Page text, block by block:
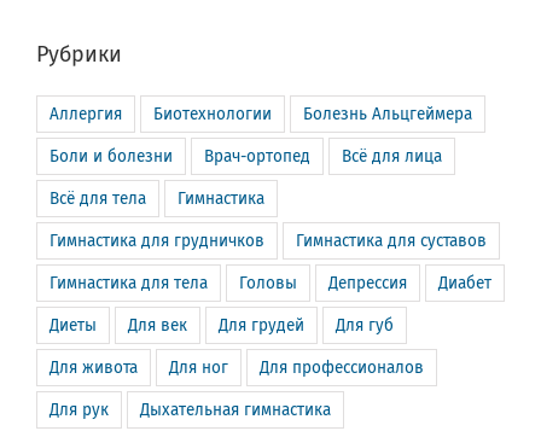
Рубрики
Аллергия Биотехнологии Болезнь Альцгеймера
Боли и болезни Врач-ортопед Всё для лица
Всё для тела Гимнастика
Гимнастика для грудничков Гимнастика для суставов
Гимнастика для тела Головы Депрессия Диабет
Диеты Для век Для грудей Для губ
Для живота Для ног Для профессионалов
Для рук Дыхательная гимнастика